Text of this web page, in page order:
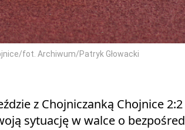
fot. Archiwum/Patryk Głowacki
z Chojniczanką Chojnice
sytuację w walce o